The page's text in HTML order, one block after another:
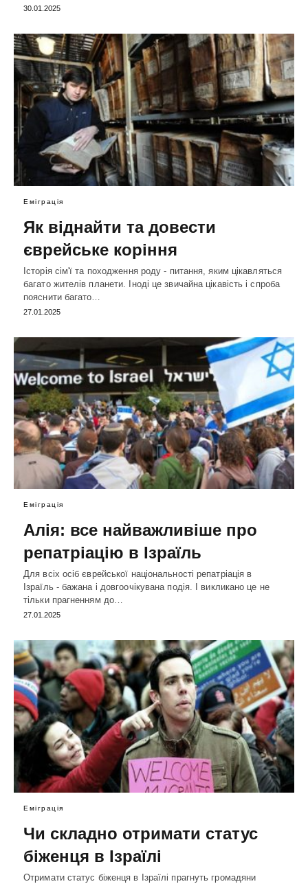
30.01.2025
Еміграція
Як віднайти та довести
єврейське коріння
Історія сім'ї та походження роду - питання, яким цікавляться
багато жителів планети. Іноді це звичайна цікавість і спроба
пояснити багато…
27.01.2025
Еміграція
Алія: все найважливіше про
репатріацію в Ізраїль
Для всіх осіб єврейської національності репатріація в
Ізраїль - бажана і довгоочікувана подія. І викликано це не
тільки прагненням до…
27.01.2025
Еміграція
Чи складно отримати статус
біженця в Ізраїлі
Отримати статус біженця в Ізраїлі прагнуть громадяни